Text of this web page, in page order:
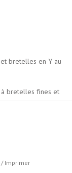
bretelles en Y au
à bretelles fines et
nécessaires aux
/ Imprimer